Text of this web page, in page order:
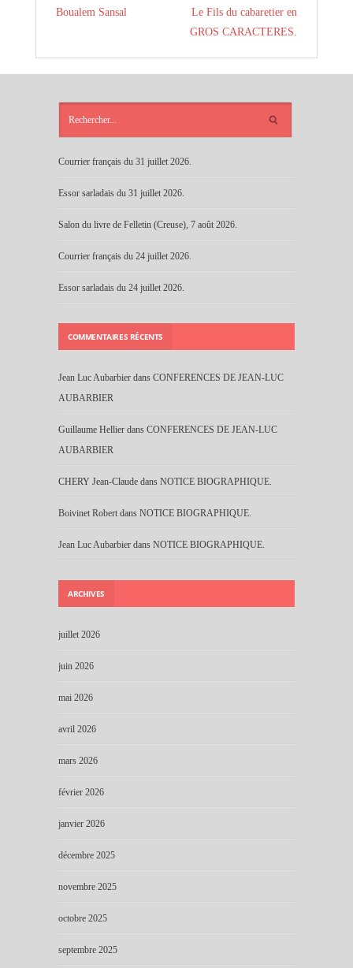
Boualem Sansal
Le Fils du cabaretier en
GROS CARACTERES.
Courrier français du 31 juillet 2026.
Essor sarladais du 31 juillet 2026.
Salon du livre de Felletin (Creuse), 7 août 2026.
Courrier français du 24 juillet 2026.
Essor sarladais du 24 juillet 2026.
COMMENTAIRES RÉCENTS
Jean Luc Aubarbier dans CONFERENCES DE JEAN-LUC
AUBARBIER
Guillaume Hellier dans CONFERENCES DE JEAN-LUC
AUBARBIER
CHERY Jean-Claude dans NOTICE BIOGRAPHIQUE.
Boivinet Robert dans NOTICE BIOGRAPHIQUE.
Jean Luc Aubarbier dans NOTICE BIOGRAPHIQUE.
ARCHIVES
juillet 2026
juin 2026
mai 2026
avril 2026
mars 2026
février 2026
janvier 2026
décembre 2025
novembre 2025
octobre 2025
septembre 2025